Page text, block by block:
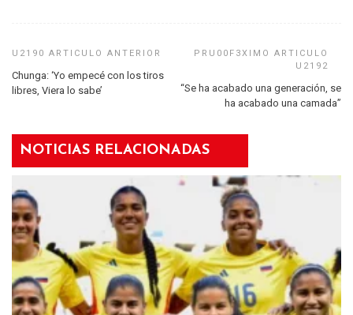
Chunga: ‘Yo empecé con los tiros
libres, Viera lo sabe’
“Se ha acabado una generación, se
ha acabado una camada”
NOTICIAS RELACIONADAS